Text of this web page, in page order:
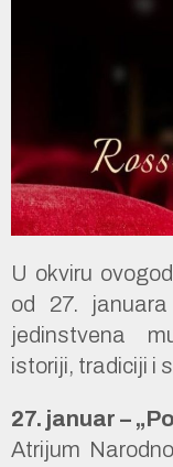
U okviru
od 27.
jedinstvena
istoriji, tradiciji i
27. januar –
Atrijum